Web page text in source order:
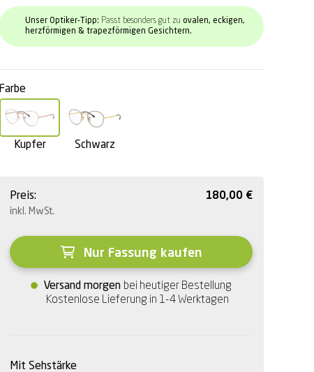
Unser Optiker-Tipp: Passt besonders gut zu ovalen, eckigen,
herzförmigen & trapezförmigen Gesichtern.
Farbe
Kupfer Schwarz
Preis:
inkl. MwSt.
180,00 €
Nur Fassung kaufen
Versand morgen bei heutiger Bestellung
Kostenlose Lieferung in 1-4 Werktagen
Mit Sehstärke